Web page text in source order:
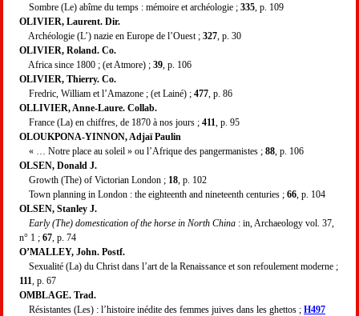
Sombre (Le) abîme du temps : mémoire et archéologie ; 335 , p. 109
OLIVIER, Laurent. Dir.
Archéologie (L’) nazie en Europe de l’Ouest ; 327 , p. 30
OLIVIER, Roland. Co.
Africa since 1800 ; (et Atmore) ; 39 , p. 106
OLIVIER, Thierry. Co.
Fredric, William et l’Amazone ; (et Lainé) ; 477 , p. 86
OLLIVIER, Anne-Laure. Collab.
France (La) en chiffres, de 1870 à nos jours ; 411 , p. 95
OLOUKPONA-YINNON, Adjaï Paulin
« … Notre place au soleil » ou l’Afrique des pangermanistes ; 88 , p. 106
OLSEN, Donald J.
Growth (The) of Victorian London ; 18 , p. 102
Town planning in London : the eighteenth and nineteenth centuries ; 66 , p. 104
OLSEN, Stanley J.
Early (The) domestication of the horse in North China : in, Archaeology vol. 37,
n° 1 ; 67 , p. 74
O’MALLEY, John. Postf.
Sexualité (La) du Christ dans l’art de la Renaissance et son refoulement moderne ;
111 , p. 67
OMBLAGE. Trad.
Résistantes (Les) : l’histoire inédite des femmes juives dans les ghettos ; H497